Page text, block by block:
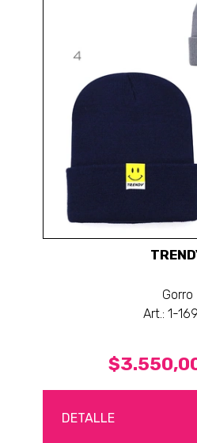
Gorro
Art.: 1-
DETALLE